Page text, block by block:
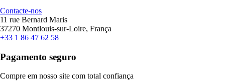
Contacte-nos
11 rue Bernard Maris
37270 Montlouis-sur-Loire, França
+33 1 86 47 62 58
Pagamento seguro
Compre em nosso site com total confiança